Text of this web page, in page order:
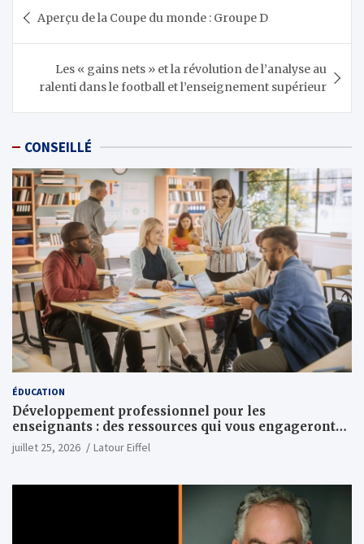
de Aperçu de la Coupe du monde : Groupe D
Les « gains nets » et la révolution de l’analyse au
ralenti dans le football et l’enseignement supérieur
CONSEILLÉ
ÉDUCATION
Développement professionnel pour les
enseignants : des ressources qui vous engageront
vraiment
juillet 25, 2026 Latour Eiffel